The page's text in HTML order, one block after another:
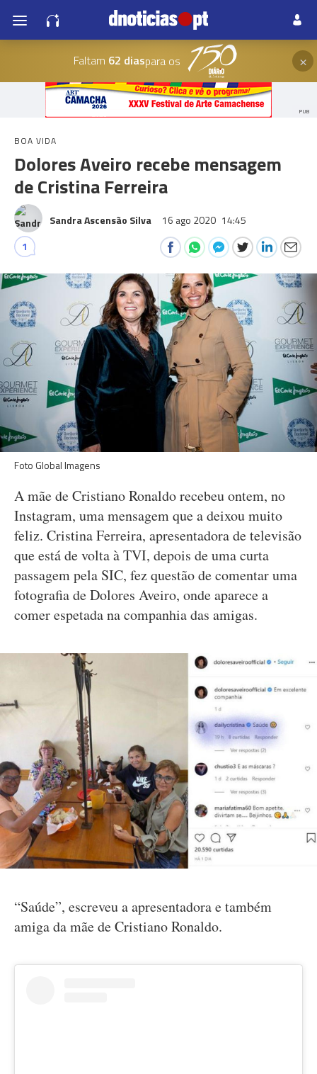
Faltam 62 diaspara os ×
PUB
BOA VIDA
Dolores Aveiro recebe mensagem
de Cristina Ferreira
Sandra Ascensão Silva 16 ago 2020 14:45
1
Foto Global Imagens
A mãe de Cristiano Ronaldo recebeu ontem, no
Instagram, uma mensagem que a deixou muito
feliz. Cristina Ferreira, apresentadora de televisão
que está de volta à TVI, depois de uma curta
passagem pela SIC, fez questão de comentar uma
fotografia de Dolores Aveiro, onde aparece a
comer espetada na companhia das amigas.
“Saúde”, escreveu a apresentadora e também
amiga da mãe de Cristiano Ronaldo.